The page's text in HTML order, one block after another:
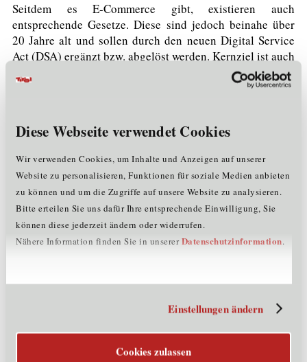
Diese Webseite verwendet Cookies
Wir verwenden Cookies, um Inhalte und Anzeigen auf unserer
Website zu personalisieren, Funktionen für soziale Medien anbieten
zu können und um die Zugriffe auf unsere Website zu analysieren.
Bitte erteilen Sie uns dafür Ihre entsprechende Einwilligung, Sie
können diese jederzeit ändern oder widerrufen.
Nähere Information finden Sie in unsererDatenschutzinformation.
Einstellungen ändern
Cookies zulassen
Seitdem es E-Commerce gibt, existieren auch
entsprechende Gesetze. Diese sind jedoch beinahe über
20 Jahre alt und sollen durch den neuen Digital Service
Act (DSA) ergänzt bzw. abgelöst werden. Kernziel ist auch
hierbei ein besserer Schutz der Verbraucher:innen, der
durch Sorgfaltspflichten und Haftungsausschüsse für
werden damit künftig einheitlich behandelt und bestraft.
Nutzung von Digitalen Daten
Zahlreiche nicht personenbezogene Daten stehen weltweit
zur Verfügung. Viele davon bleiben jedoch ungenutzt
oder sind sind nur großen Unternehmen zugänglich.
Genau das soll der Data Act ändern. Er sorgt für eine
von solchen Daten erhalten. Herausfordernd ist beim Data
(DSGVO) einzuhalten.